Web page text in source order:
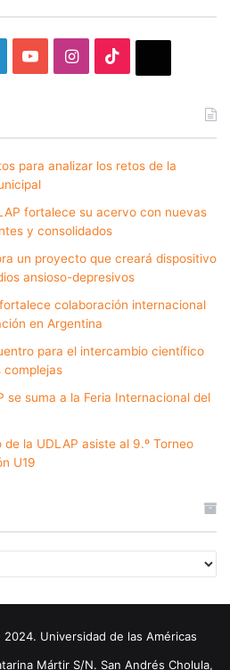
YouTubeInstagram
para analizar los retos de la
fortalece su acervo con nuevas
y consolidados
un proyecto que creará dispositivo
ansioso-depresivos
colaboración internacional
en Argentina
para el intercambio científico
complejas
se suma a la Feria Internacional del
la UDLAP asiste al 9.º Torneo
U19
Universidad de las Américas
Mártir S/N. San Andrés Cholula,